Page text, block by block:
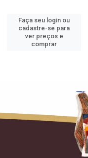
Faça seu login ou
cadastre-se para
ver preços e
comprar